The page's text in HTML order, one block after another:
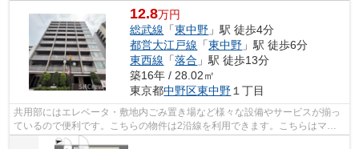
12.8万円
総武線 「東中野 」駅 徒歩4分
都営大江戸線 「東中野 」駅 徒歩6分
東西線 「落合 」駅 徒歩13分
築16年 / 28.02㎡
東京都中野区東中野 １丁目
共用部にはエレベータ・敷地内ごみ置き場など様々な設備やサービスが揃っ
ているので便利です。こちらの物件は2沿線を利用できます。こちらはマン
ションタイプになります。地上10階建て...